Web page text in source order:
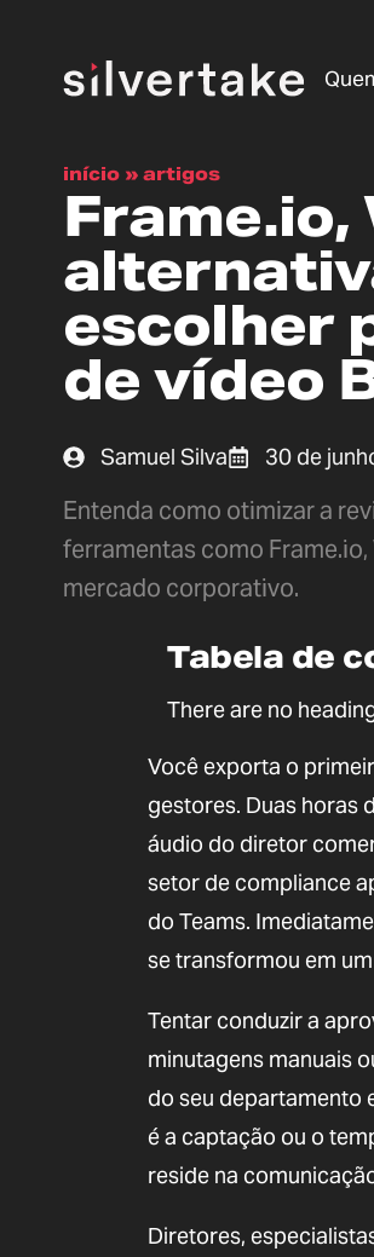
início » artigos
escolher
de vídeo
Samuel Silva 30 de
Entenda como otimizar a
ferramentas como
mercado corporativo.
Tabela de
There are no
Você exporta o
gestores. Duas horas
áudio do diretor
setor de compliance
do Teams.
se transformou em
Tentar conduzir a
minutagens manuais
do seu departamento
é a captação ou o
reside na
Diretores,